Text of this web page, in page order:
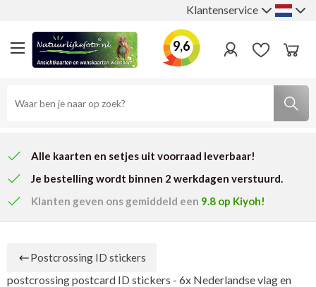
Klantenservice
9,6
Alle kaarten en setjes uit voorraad leverbaar!
Je bestelling wordt binnen 2 werkdagen verstuurd.
Klanten geven ons gemiddeld een 9.8 op Kiyoh!
Postcrossing ID stickers
postcrossing postcard ID stickers - 6x Nederlandse vlag en